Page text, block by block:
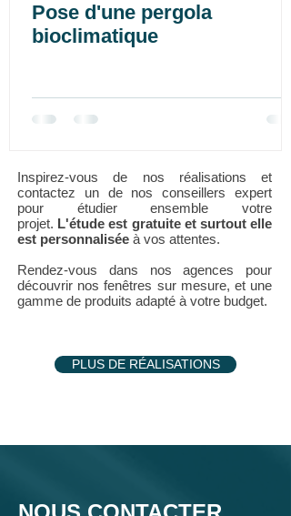
Pose d'une pergola
bioclimatique
Inspirez-vous de nos réalisations et
contactez un de nos conseillers expert
pour étudier ensemble votre
projet. L'étude est gratuite et surtout elle
est personnalisée à vos attentes.
Rendez-vous dans nos agences pour
découvrir nos fenêtres sur mesure, et une
gamme de produits adapté à votre budget.
PLUS DE RÉALISATIONS